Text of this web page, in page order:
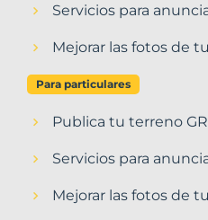
Servicios para
Mejorar las fotos de
Para particulares
Publica tu terreno
Servicios para
Mejorar las fotos de